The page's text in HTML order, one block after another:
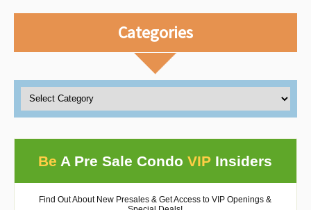
Categories
Be A Pre Sale CondoVIP Insiders
Find Out About New Presales & Get Access to VIP Openings &